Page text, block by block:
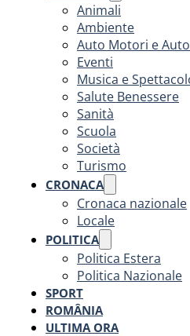
Animali
Ambiente
Auto Motori e
Eventi
Musica e
Salute Benessere
Sanità
Scuola
Società
Turismo
CRONACA
Cronaca nazionale
Locale
POLITICA
Politica Estera
Politica Nazionale
SPORT
ROMÂNIA
ULTIMA ORA